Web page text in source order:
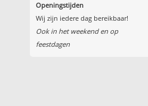
Openingstijden
Wij zijn iedere dag bereikbaar!
Ook in het weekend en op
feestdagen